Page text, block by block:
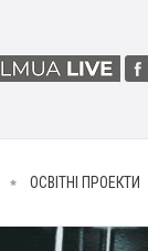
ОСВІТНІ ПРОЕКТИ